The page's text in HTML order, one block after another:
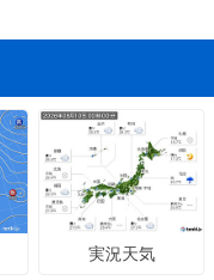
実況天気